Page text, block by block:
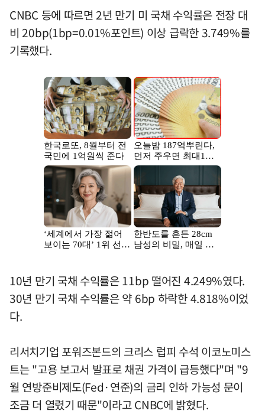
CNBC 등에 따르면 2년 만기 미 국채 수익률은 전장 대
비 20bp(1bp=0.01%포인트) 이상 급락한 3.749%를
기록했다.
10년 만기 국채 수익률은 11bp 떨어진 4.249%였다.
30년 만기 국채 수익률은 약 6bp 하락한 4.818%이었
다.
리서치기업 포워즈본드의 크리스 럽피 수석 이코노미스
트는 "고용 보고서 발표로 채권 가격이 급등했다"며 "9
월 연방준비제도(Fed·연준)의 금리 인하 가능성 문이
조금 더 열렸기 때문"이라고 CNBC에 밝혔다.